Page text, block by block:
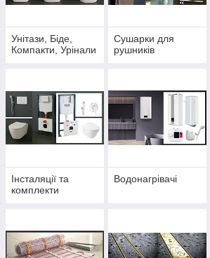
Унітази, Біде,
Компакти, Урінали
Сушарки для
рушників
Інсталяції та
комплекти
Водонагрівачі